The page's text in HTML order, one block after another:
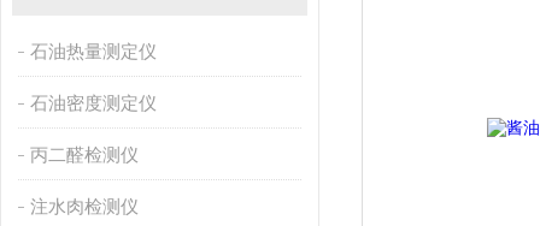
石油热量测定仪
石油密度测定仪
丙二醛检测仪
注水肉检测仪